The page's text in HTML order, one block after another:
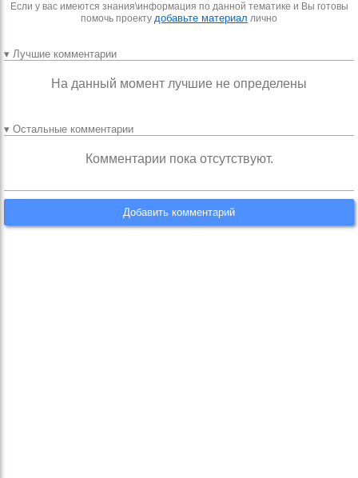
Если у вас имеются знания\информация по данной тематике и Вы готовы
помочь проекту добавьте материал лично
▾ Лучшие комментарии
На данный момент лучшие не определены
▾ Остальные комментарии
Комментарии пока отсутствуют.
Добавить комментарий